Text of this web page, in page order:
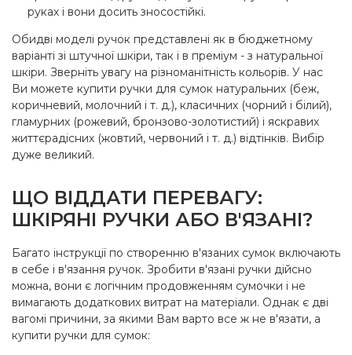
руках і вони досить зносостійкі.
Обидві моделі ручок представлені як в бюджетному
варіанті зі штучної шкіри, так і в преміум - з натуральної
шкіри. Зверніть увагу на різноманітність кольорів. У нас
Ви можете купити ручки для сумок натуральних (беж,
коричневий, молочний і т. д.), класичних (чорний і білий),
гламурних (рожевий, бронзово-золотистий) і яскравих
життєрадісних (жовтий, червоний і т. д.) відтінків. Вибір
дуже великий.
ЩО ВІДДАТИ ПЕРЕВАГУ:
ШКІРЯНІ РУЧКИ АБО В'ЯЗАНІ?
Багато інструкції по створенню в'язаних сумок включають
в себе і в'язання ручок. Зробити в'язані ручки дійсно
можна, вони є логічним продовженням сумочки і не
вимагають додаткових витрат на матеріали. Однак є дві
вагомі причини, за якими Вам варто все ж не в'язати, а
купити ручки для сумок: